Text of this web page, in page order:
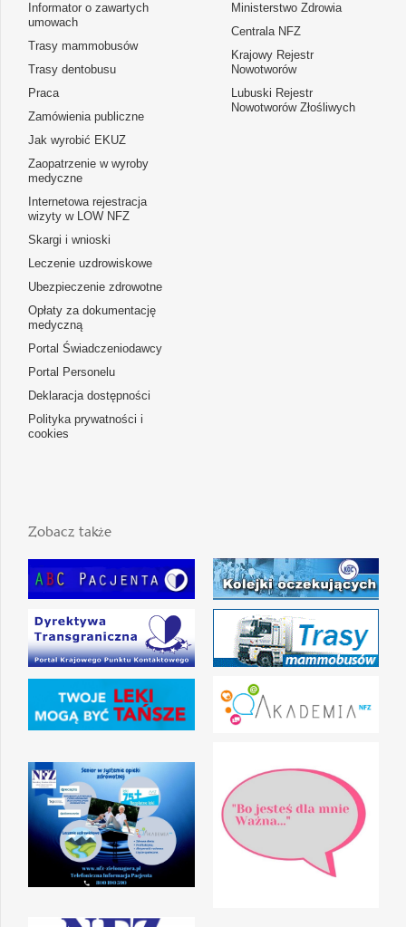
Informator o zawartych
umowach
Trasy mammobusów
Trasy dentobusu
Praca
Zamówienia publiczne
Jak wyrobić EKUZ
Zaopatrzenie w wyroby
medyczne
Internetowa rejestracja
wizyty w LOW NFZ
Skargi i wnioski
Leczenie uzdrowiskowe
Ubezpieczenie zdrowotne
Opłaty za dokumentację
medyczną
Portal Świadczeniodawcy
Portal Personelu
Deklaracja dostępności
Polityka prywatności i
cookies
Ministerstwo Zdrowia
Centrala NFZ
Krajowy Rejestr
Nowotworów
Lubuski Rejestr
Nowotworów Złośliwych
Zobacz także